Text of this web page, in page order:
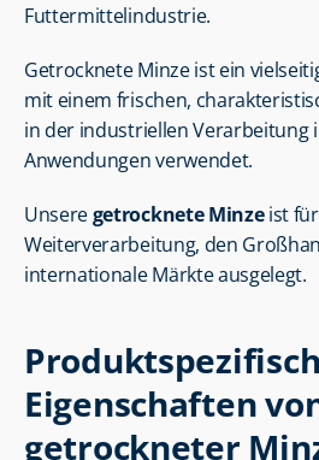
Futtermittelindustrie.
Getrocknete Minze ist ein
mit einem frischen,
in der industriellen Verarbeitung
Anwendungen verwendet.
Unsere getrocknete Minze ist
Weiterverarbeitung, den
internationale Märkte ausgelegt.
Eigenschaften
getrockneter